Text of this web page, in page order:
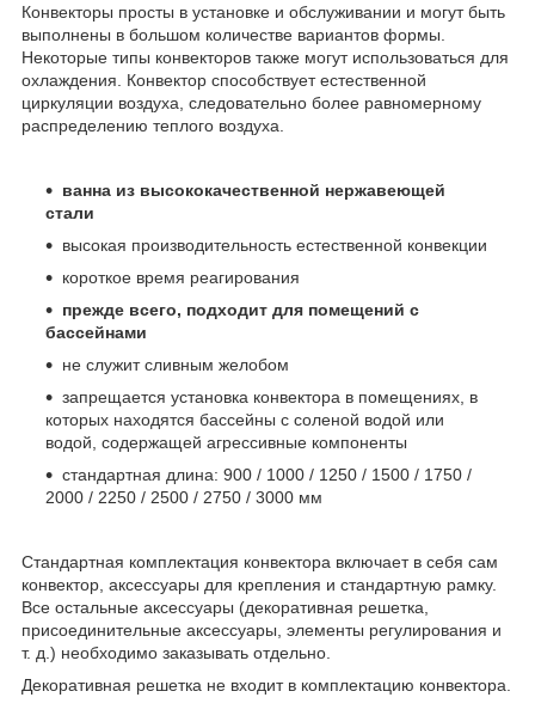
Конвекторы просты в установке и обслуживании и могут быть
выполнены в большом количестве вариантов формы.
Некоторые типы конвекторов также могут использоваться для
охлаждения. Конвектор способствует естественной
циркуляции воздуха, следовательно более равномерному
распределению теплого воздуха.
ванна из высококачественной нержавеющей
стали
высокая производительность естественной конвекции
короткое время реагирования
прежде всего, подходит для помещений с
бассейнами
не служит сливным желобом
запрещается установка конвектора в помещениях, в
которых находятся бассейны с соленой водой или
водой, содержащей агрессивные компоненты
стандартная длина: 900 / 1000 / 1250 / 1500 / 1750 /
2000 / 2250 / 2500 / 2750 / 3000 мм
Стандартная комплектация конвектора включает в себя сам
конвектор, аксессуары для крепления и стандартную рамку.
Все остальные аксессуары (декоративная решетка,
присоединительные аксессуары, элементы регулирования и
т. д.) необходимо заказывать отдельно.
Декоративная решетка не входит в комплектацию конвектора.